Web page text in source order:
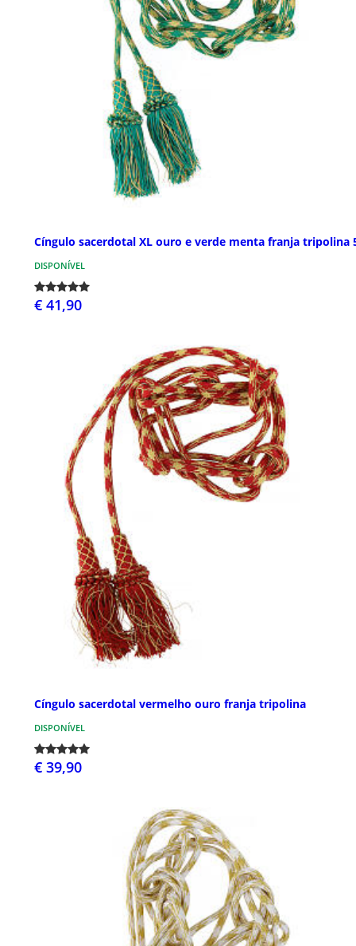
Cíngulo sacerdotal XL ouro e verde menta franja tripolina
DISPONÍVEL
€ 41,90
Cíngulo sacerdotal vermelho ouro franja tripolina
DISPONÍVEL
€ 39,90